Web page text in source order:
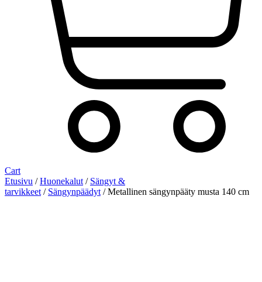
Cart
Etusivu /Huonekalut / Sängyt &
tarvikkeet / Sängynpäädyt / Metallinen sängynpääty musta 140 cm